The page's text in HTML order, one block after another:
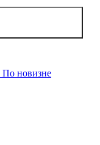
По новизне